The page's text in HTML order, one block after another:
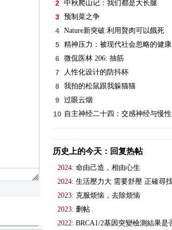
2 中秋爬山记：我们都是大长腿
3 预制菜之争
4 Nature新突破:利用贅肉可以餓死
5 精神压力：被现代社会忽略的健康
6 微侃医林 206: 抽筋
7 人性化设计的防抖杯
8 我拍的松鼠跟我躲猫猫
9 过眼云烟
10 自主神经二十四：交感神经与慢性
历史上的今天：回复热帖
2024: 命由己造，相由心生
2024: 生活壓力大 需要舒壓 正確尋
2023: 克服烦恼，去除烦恼
2023: 删帖
2022: BRCA1/2基因突變檢測結果是